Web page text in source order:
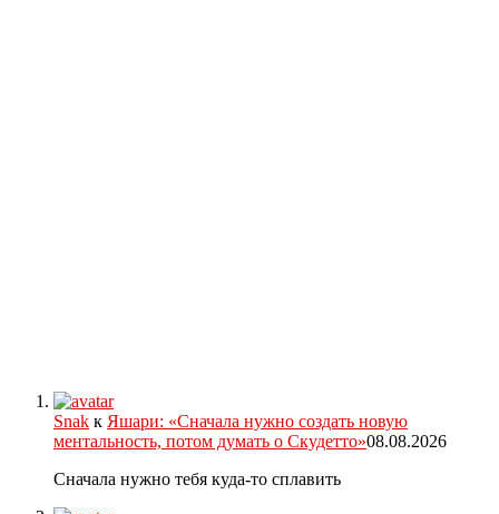
Snak к Яшари: «Сначала нужно создать новую
ментальность, потом думать о Скудетто»08.08.2026
Сначала нужно тебя куда-то сплавить